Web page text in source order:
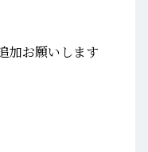
加お願いします